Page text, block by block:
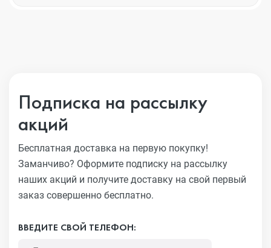
Подписка на рассылку
акций
Бесплатная доставка на первую покупку!
Заманчиво? Оформите подписку на рассылку
наших акций и получите доставку на свой первый
заказ совершенно бесплатно.
ВВЕДИТЕ СВОЙ ТЕЛЕФОН: